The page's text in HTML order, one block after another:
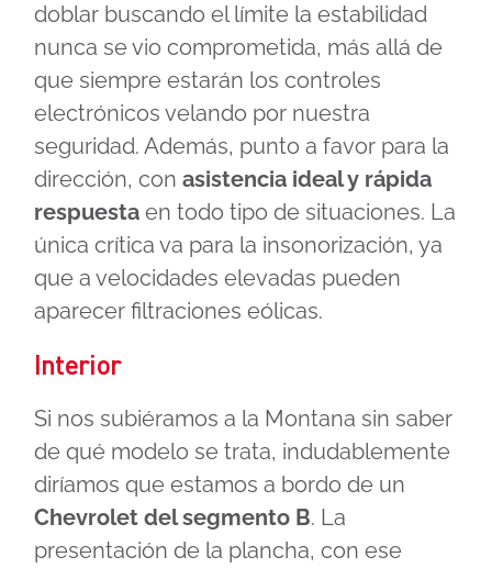
doblar buscando el límite la estabilidad
nunca se vio comprometida, más allá de
que siempre estarán los controles
electrónicos velando por nuestra
seguridad. Además, punto a favor para la
dirección, con asistencia ideal y rápida
respuesta en todo tipo de situaciones. La
única crítica va para la insonorización, ya
que a velocidades elevadas pueden
aparecer filtraciones eólicas.
Interior
Si nos subiéramos a la Montana sin saber
de qué modelo se trata, indudablemente
diríamos que estamos a bordo de un
Chevrolet del segmento B. La
presentación de la plancha, con ese